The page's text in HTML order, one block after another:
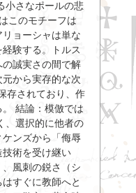
小さなポールの悲
このモチーフは
ョーシャは単な
験する。トルス
誠実さの間で解
から実存的な次
存されており、作
結論：模倣では
、選択的に他者の
ンズから「侮辱
術を受け継い
風刺の鋭さ（シ
すぐに教師へと